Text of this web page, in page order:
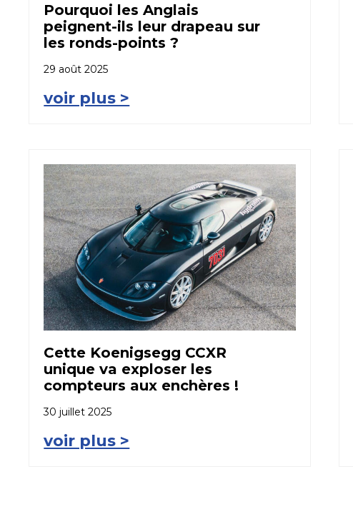
Pourquoi les Anglais
peignent-ils leur drapeau sur
les ronds-points ?
29 août 2025
voir plus >
Cette Koenigsegg CCXR
unique va exploser les
compteurs aux enchères !
30 juillet 2025
voir plus >